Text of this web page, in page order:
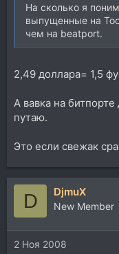
На сколько я
выпущенные на
чем на beatport.
2,49 доллара= 1,5
А вавка на
путаю.
Это если свежак
D DjmuX
New Member
2 Ноя 2008